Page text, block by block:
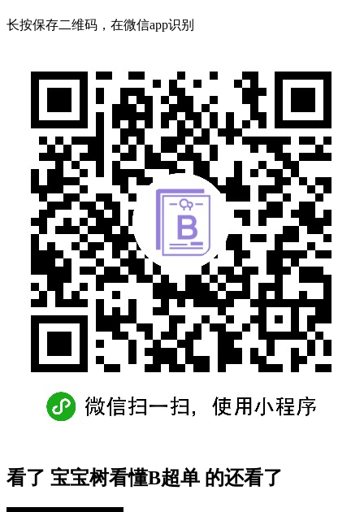
长按保存二维码，在微信app识别
看了 宝宝树看懂B超单 的还看了